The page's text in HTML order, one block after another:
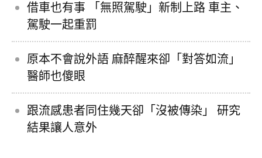
借車也有事 「無照駕駛」新制上路 車主、
駕駛一起重罰
原本不會說外語 麻醉醒來卻「對答如流」
醫師也傻眼
跟流感患者同住幾天卻「沒被傳染」 研究
結果讓人意外